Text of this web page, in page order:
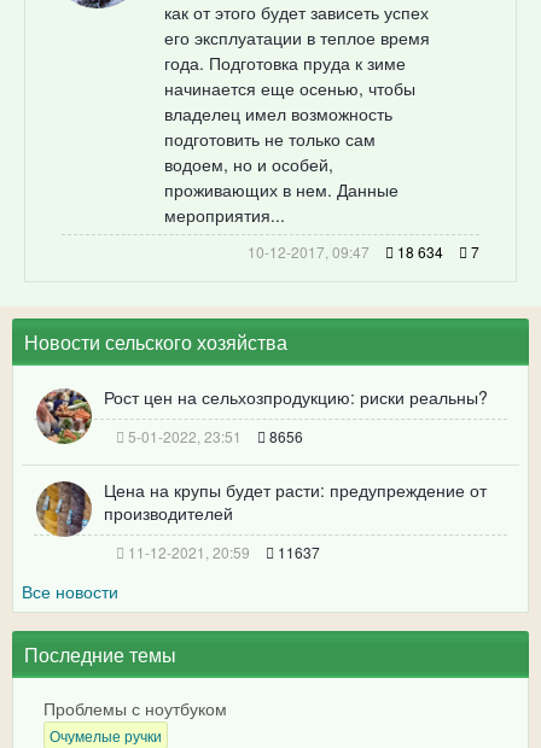
как от этого будет зависеть успех
его эксплуатации в теплое время
года. Подготовка пруда к зиме
начинается еще осенью, чтобы
владелец имел возможность
подготовить не только сам
водоем, но и особей,
проживающих в нем. Данные
мероприятия...
10-12-2017, 09:47 18 634 7
Новости сельского хозяйства
Рост цен на сельхозпродукцию: риски реальны?
5-01-2022, 23:51 8656
Цена на крупы будет расти: предупреждение от
производителей
11-12-2021, 20:59 11637
Все новости
Последние темы
Проблемы с ноутбуком
Очумелые ручки